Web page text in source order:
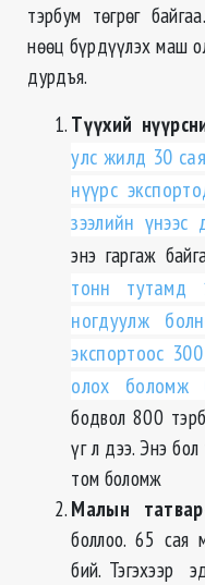
тэрбум төгрөг
нөөц бүрдүүлэх маш
дурдъя.
Түүхий
улс жилд 30
нүүрс
зээлийн
энэ гаргаж
тонн тутамд
ногдуулж
экспортоос
олох боломж
бодвол 800
үг л дээ. Энэ
том боломж
Малын татвар
боллоо. 65 сая
бий. Тэгэхээр